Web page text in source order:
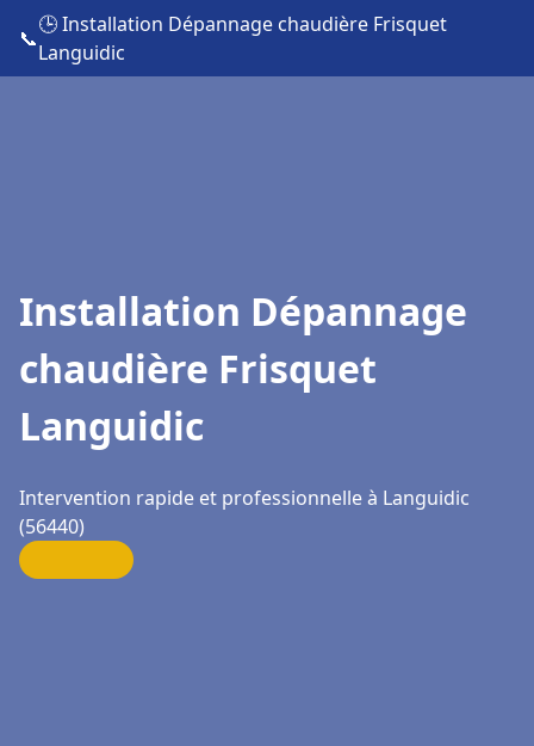
📞
🕒 Installation Dépannage chaudière Frisquet
Languidic
Installation Dépannage
chaudière Frisquet
Languidic
Intervention rapide et professionnelle à Languidic
(56440)